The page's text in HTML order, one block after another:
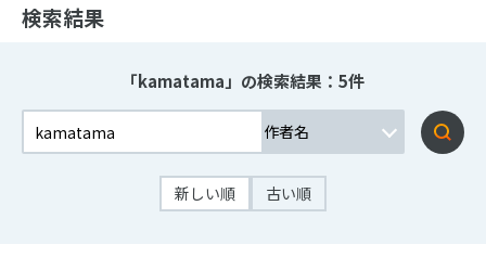
検索結果
「kamatama」の検索結果：5件
新しい順 古い順